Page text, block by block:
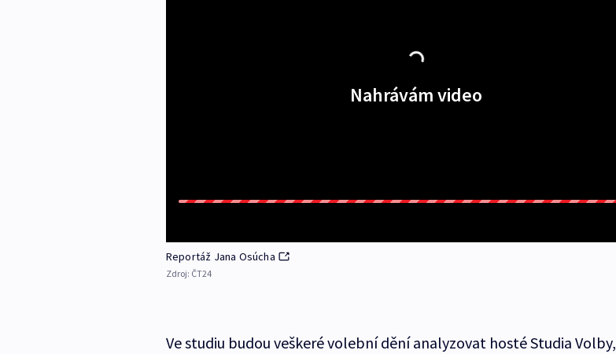
Nahrávám video
Reportáž Jana Osúcha
Zdroj: ČT24
Ve studiu budou veškeré volební dění analyzovat hosté Studia Volby,